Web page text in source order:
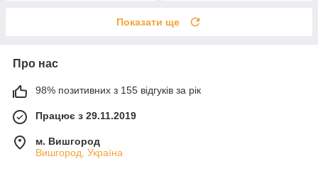
Показати ще
Про нас
98% позитивних з 155 відгуків за рік
Працює з 29.11.2019
м. Вишгород
Вишгород, Україна